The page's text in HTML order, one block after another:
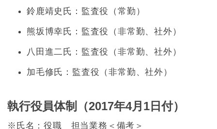
鈴鹿靖史氏：監査役（常勤）
熊坂博幸氏：監査役（非常勤、社外）
八田進二氏：監査役（非常勤、社外）
加毛修氏：監査役（非常勤、社外）
執行役員体制（2017年4月1日付）
※氏名：役職 担当業務＜備考＞